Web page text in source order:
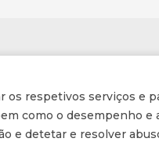
respetivos serviços e
como o desempenho e
e detetar e resolver
Inscrição na Newsletter
Tornar-se membro